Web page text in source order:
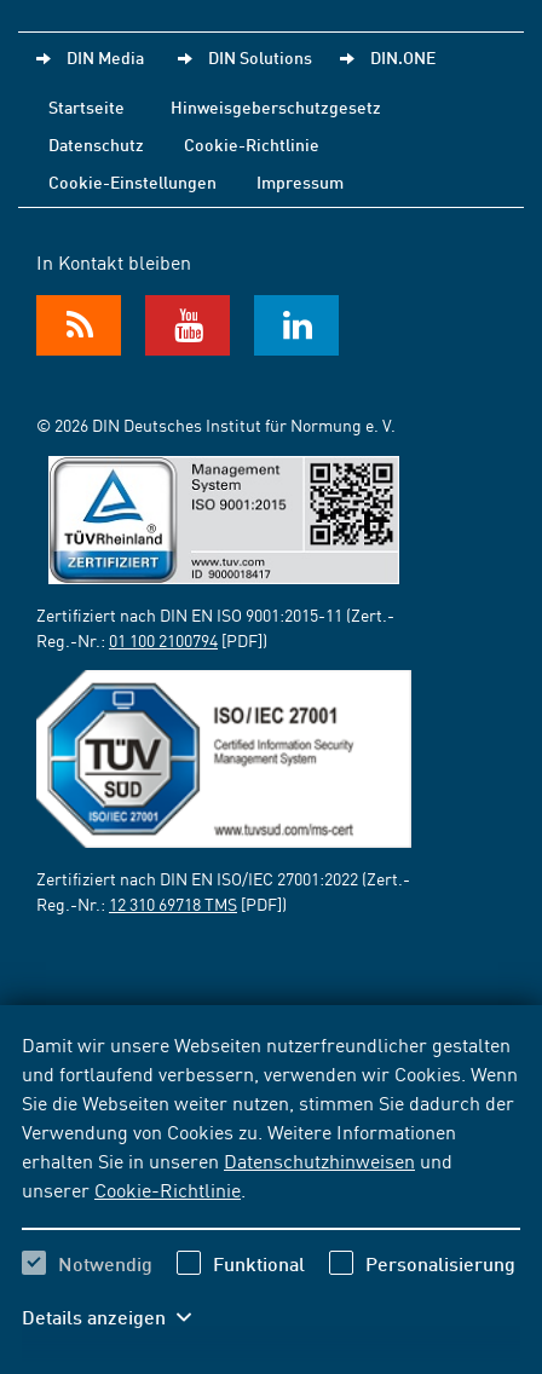
Damit wir unsere Webseiten nutzerfreundlicher gestalten
und fortlaufend verbessern, verwenden wir Cookies. Wenn
Sie die Webseiten weiter nutzen, stimmen Sie dadurch der
Verwendung von Cookies zu. Weitere Informationen
erhalten Sie in unseren Datenschutzhinweisen und
unserer Cookie-Richtlinie
Notwendig Funktional Personalisierung
Details anzeigen
DIN Media DIN Solutions DIN.ONE
Startseite
Hinweisgeberschutzgesetz
Datenschutz
Cookie-Richtlinie
Cookie-Einstellungen
Impressum
In Kontakt bleiben
© 2026 DIN Deutsches Institut für Normung e. V.
Zertifiziert nach DIN EN ISO 9001:2015-11 (Zert.-
Reg.-Nr.: 01 100 2100794 [PDF])
Zertifiziert nach DIN EN ISO/IEC 27001:2022 (Zert.-
Reg.-Nr.: 12 310 69718 TMS [PDF])